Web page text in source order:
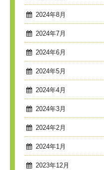
2024年8月
2024年7月
2024年6月
2024年5月
2024年4月
2024年3月
2024年2月
2024年1月
2023年12月